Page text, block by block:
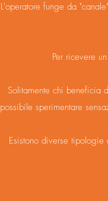
L'operatore funge da
Per ricevere
Solitamente chi beneficia
possibile sperimentare
Esistono diverse